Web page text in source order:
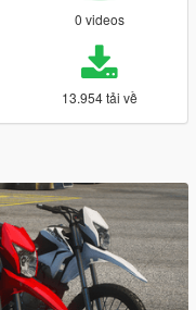
0 videos
13.954 tải về